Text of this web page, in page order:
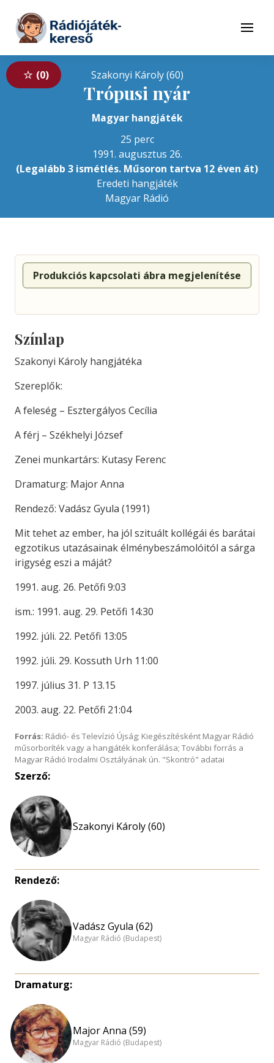
Tovább a tartalomhoz
Menü
0 Szakonyi Károly (60)
Trópusi nyár
Magyar hangjáték
25 perc
1991. augusztus 26.
(Legalább 3 ismétlés. Műsoron tartva 12 éven át)
Eredeti hangjáték
Magyar Rádió
Produkciós kapcsolati ábra megjelenítése
Színlap
Szakonyi Károly hangjátéka
Szereplők:
A feleség – Esztergályos Cecília
A férj – Székhelyi József
Zenei munkartárs: Kutasy Ferenc
Dramaturg: Major Anna
Rendező: Vadász Gyula (1991)
Mit tehet az ember, ha jól szituált kollégái és barátai
egzotikus utazásainak élménybeszámolóitól a sárga
irigység eszi a máját?
1991. aug. 26. Petőfi 9:03
ism.: 1991. aug. 29. Petőfi 14:30
1992. júli. 22. Petőfi 13:05
1992. júli. 29. Kossuth Urh 11:00
1997. július 31. P 13.15
2003. aug. 22. Petőfi 21:04
Forrás: Rádió- és Televízió Újság; Kiegészítésként Magyar Rádió
műsorboríték vagy a hangjáték konferálása; További forrás a
Magyar Rádió Irodalmi Osztályának ún. "Skontró" adatai
Szerző:
Szakonyi Károly (60)
Rendező:
Vadász Gyula (62)
Magyar Rádió (Budapest)
Dramaturg:
Major Anna (59)
Magyar Rádió (Budapest)